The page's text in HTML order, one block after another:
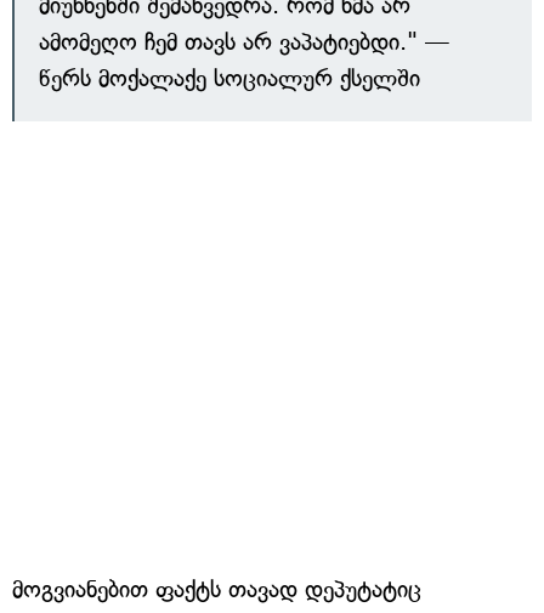
ამომეღო ჩემ თავს არ ვაპატიებდი." —
წერს მოქალაქე სოციალურ ქსელში
მოგვიანებით ფაქტს თავად დეპუტატიც